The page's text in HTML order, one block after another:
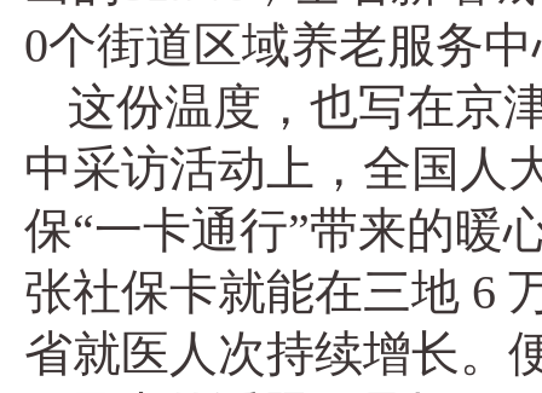
0个街道区域养老服务
这份温度，也写在京
中采访活动上，全国人
保“一卡通行”带来的暖
张社保卡就能在三地 6
省就医人次持续增长。